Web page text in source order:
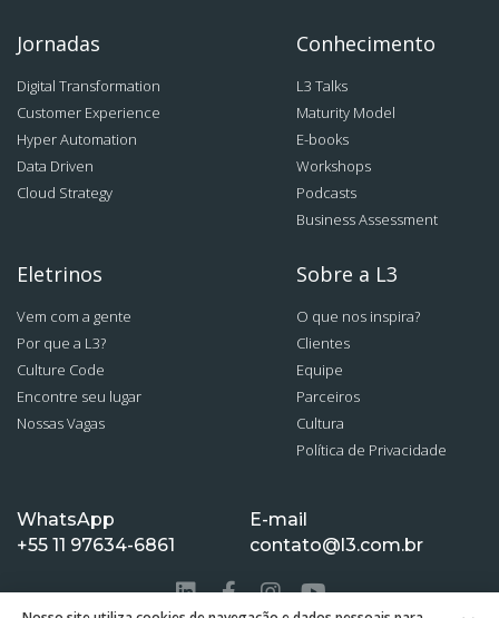
Jornadas
Digital Transformation
Customer Experience
Hyper Automation
Data Driven
Cloud Strategy
Conhecimento
L3 Talks
Maturity Model
E-books
Workshops
Podcasts
Business Assessment
Eletrinos
Vem com a gente
Por que a L3?
Culture Code
Encontre seu lugar
Nossas Vagas
Sobre a L3
O que nos inspira?
Clientes
Equipe
Parceiros
Cultura
Política de Privacidade
WhatsApp
+55 11 97634-6861
E-mail
contato@l3.com.br